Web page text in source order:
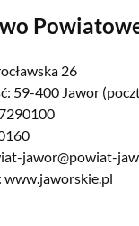
26
59-400 Jawor
jawor@powiat-
www.jaworskie.pl